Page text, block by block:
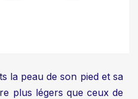
la peau de son pied et sa
plus légers que ceux de